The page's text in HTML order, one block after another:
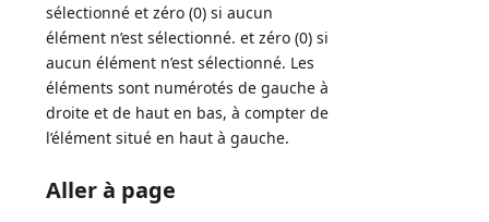
sélectionné et zéro (0) si aucun
élément n’est sélectionné. et zéro (0) si
aucun élément n’est sélectionné. Les
éléments sont numérotés de gauche à
droite et de haut en bas, à compter de
l’élément situé en haut à gauche.
Aller à page